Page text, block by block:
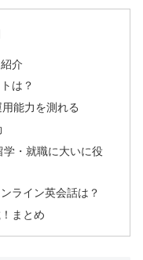
介
は？
能力を測れる
学・就職に大いに役
ライン英会話は？
まとめ